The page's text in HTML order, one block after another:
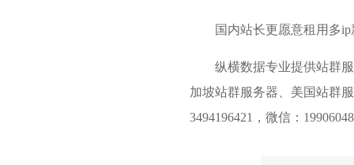
国内站长更愿意租用多
纵横数据专业提供站群
加坡站群服务器、美国站群
3494196421，微信：